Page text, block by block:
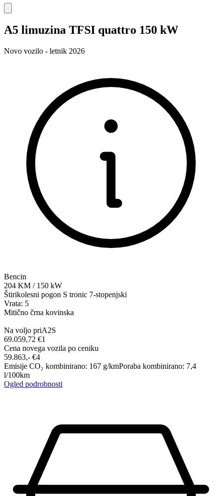
A5 limuzina TFSI quattro 150 kW
Novo vozilo - letnik 2026
Bencin
204 KM / 150 kW
Štirikolesni pogon S tronic 7-stopenjski
Vrata: 5
Mitično črna kovinska
Na voljo priA2S
69.059,72 €1
Cena novega vozila po ceniku
59.863,-‍ €4
Emisije CO₂ kombinirano: 167 g/kmPoraba kombinirano: 7,4
l/100km
Ogled podrobnosti